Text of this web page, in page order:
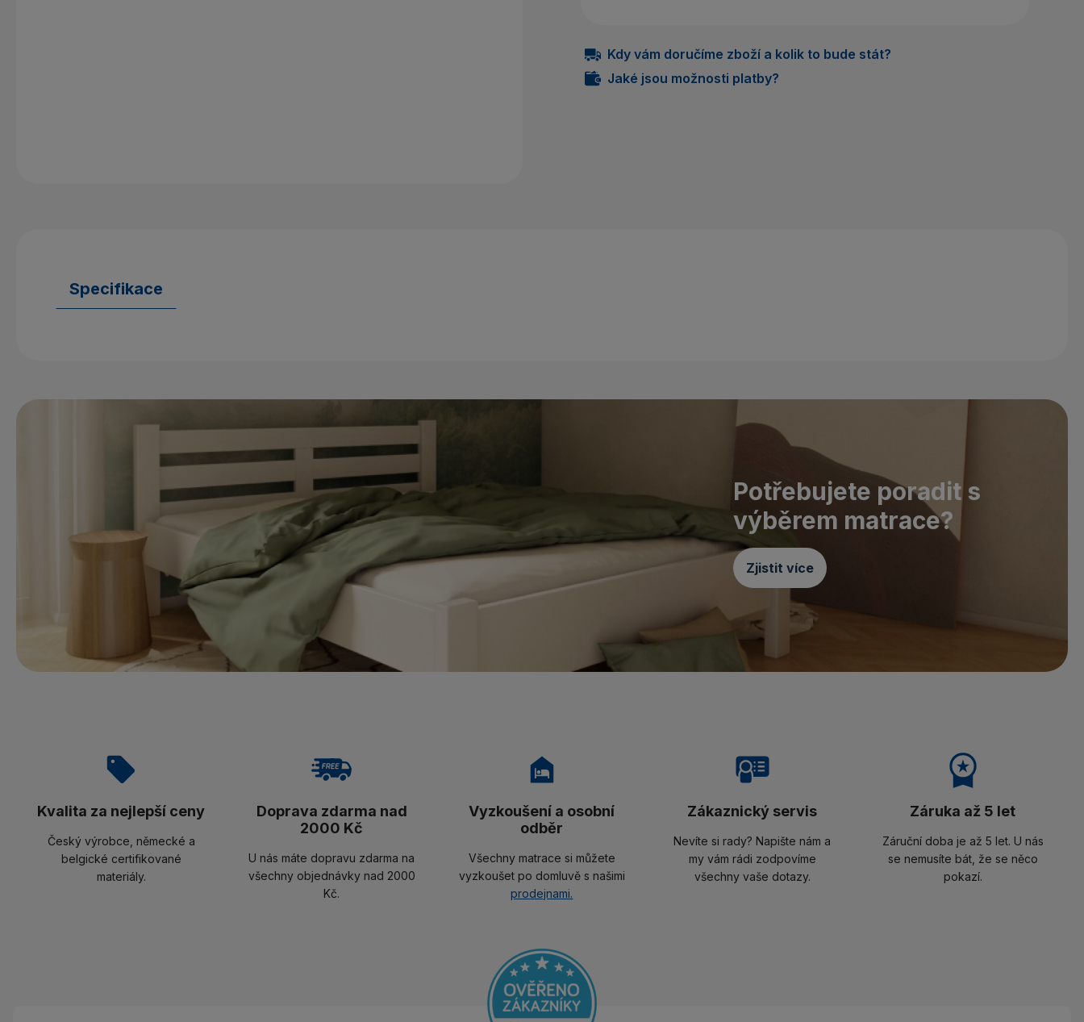
Kdy vám doručíme zboží a kolik to bude stát?
Jaké jsou možnosti platby?
Specifikace
Potřebujete poradit s
výběrem matrace?
Zjistit více
Kvalita za nejlepší ceny
Český výrobce, německé a
belgické certifikované
materiály.
Doprava zdarma nad
2000 Kč
U nás máte dopravu zdarma na
všechny objednávky nad 2000
Kč.
Vyzkoušení a osobní
odběr
Všechny matrace si můžete
vyzkoušet po domluvě s našimi
prodejnami.
Zákaznický servis
Nevíte si rady? Napište nám a
my vám rádi zodpovíme
všechny vaše dotazy.
Záruka až 5 let
Záruční doba je až 5 let. U nás
se nemusíte bát, že se něco
pokazí.